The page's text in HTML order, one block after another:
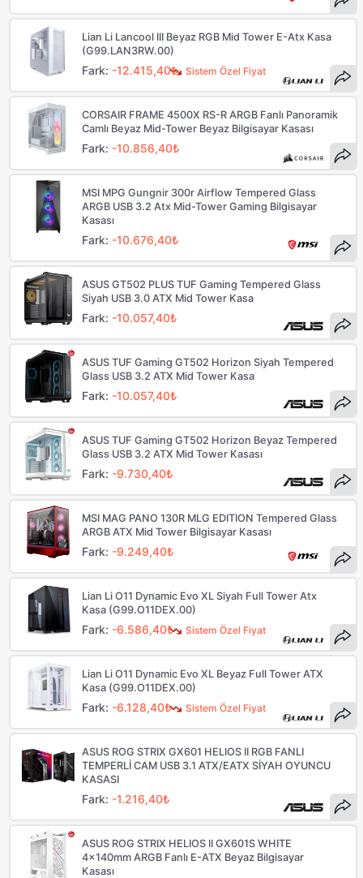
Sistem Özel Fiyat
Lian Li Lancool III Beyaz RGB Mid Tower E-Atx Kasa
(G99.LAN3RW.00)
Fark: -12.415,40₺
CORSAIR FRAME 4500X RS-R ARGB Fanlı Panoramik
Camlı Beyaz Mid-Tower Beyaz Bilgisayar Kasası
Fark: -10.856,40₺
MSI MPG Gungnir 300r Airflow Tempered Glass
ARGB USB 3.2 Atx Mid-Tower Gaming Bilgisayar
Kasası
Fark: -10.676,40₺
ASUS GT502 PLUS TUF Gaming Tempered Glass
Siyah USB 3.0 ATX Mid Tower Kasa
Fark: -10.057,40₺
ASUS TUF Gaming GT502 Horizon Siyah Tempered
Glass USB 3.2 ATX Mid Tower Kasa
Fark: -10.057,40₺
ASUS TUF Gaming GT502 Horizon Beyaz Tempered
Glass USB 3.2 ATX Mid Tower Kasası
Fark: -9.730,40₺
MSI MAG PANO 130R MLG EDITION Tempered Glass
ARGB ATX Mid Tower Bilgisayar Kasası
Fark: -9.249,40₺
Sistem Özel Fiyat
Lian Li O11 Dynamic Evo XL Siyah Full Tower Atx
Kasa (G99.O11DEX.00)
Fark: -6.586,40₺
Sistem Özel Fiyat
Lian Li O11 Dynamic Evo XL Beyaz Full Tower ATX
Kasa (G99.O11DEX.00)
Fark: -6.128,40₺
ASUS ROG STRIX GX601 HELIOS II RGB FANLI
TEMPERLİ CAM USB 3.1 ATX/EATX SİYAH OYUNCU
KASASI
Fark: -1.216,40₺
ASUS ROG STRIX HELIOS II GX601S WHITE
4x140mm ARGB Fanlı E-ATX Beyaz Bilgisayar
Kasası